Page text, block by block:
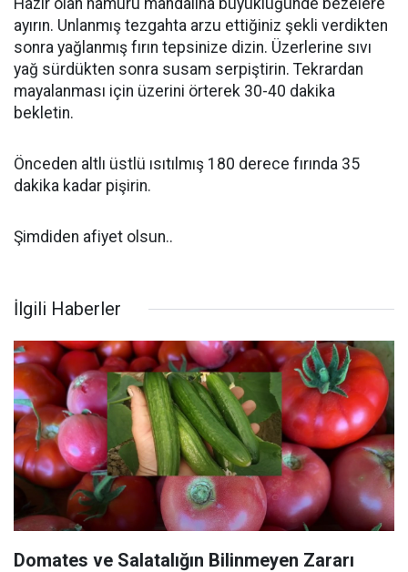
Hazır olan hamuru mandalina büyüklüğünde bezelere
ayırın. Unlanmış tezgahta arzu ettiğiniz şekli verdikten
sonra yağlanmış fırın tepsinize dizin. Üzerlerine sıvı
yağ sürdükten sonra susam serpiştirin. Tekrardan
mayalanması için üzerini örterek 30-40 dakika
bekletin.
Önceden altlı üstlü ısıtılmış 180 derece fırında 35
dakika kadar pişirin.
Şimdiden afiyet olsun..
İlgili Haberler
Domates ve Salatalığın Bilinmeyen Zararı